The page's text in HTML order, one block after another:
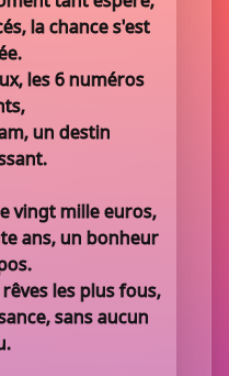
la chance s'est
les 6 numéros
un destin
vingt mille euros,
ans, un bonheur
les plus fous,
sans aucun